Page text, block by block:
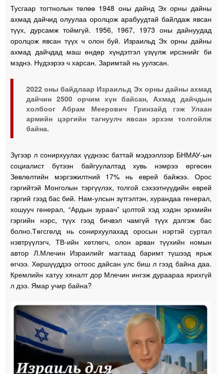
Тусгаар тогтнолын төлөө 1948 оны дайнд Эх орны дайны
ахмад дайчид олуулаа оролцож арабуудтай байлдаж явсан
түүх, дурсамж тоймгүй. 1956, 1967, 1973 оны дайнуудад
оролцож явсан түүх ч олон буй. Израильд Эх орны дайны
ахмад дайчдад маш өндөр хүндэтгэл үзүүлж ирсэнийг би
мэднэ. Нүдээрээ ч харсан. Заримтай нь уулзсан.
2022 оны байдлаар Израильд Эх орны дайны ахмад
дайчин 2500 орчим хүн байсан, Ахмад дайчдын
холбоог Абрам Меерович Гринзайд гэж Улаан
армийн цэргийн тагнуулч явсан эрхэм толгойлж
байна.
Зүгээр л сонирхуулах үүднээс баттай мэдээллээр БНМАУ-ын
социалист бүтээн байгуулалтад хувь нэмрээ өргөсөн
Зөвлөлтийн мэргэжилтний 17% нь еврей байжээ. Орос
гэргийтэй Монголын тэргүүлэх, толгой сэхээтнүүдийн еврей
гэргий гээд бас бий. Нам-улсын зүтгэлтэн, хурандаа генерал,
хошууч генерал, “Ардын зураач” цолтой хэд хэдэн эрхмийн
гэргийн нэрс, түүх гээд бичвэл чамгүй түүх дэлгэж бас
болно.Төгсгөлд нь сонирхуулахад оросын нэртэй суртал
нэвтрүүлэгч, ТВ-ийн хөтлөгч, олон арван түүхийн номын
автор Л.Млечин Израилийг магтаад баримт түшээд ярьж
өгчээ. Хөршүүддээ огтоос дайсан улс биш л гээд байна даа.
Кремлийн хатуу хяналт дор Млечин ингэж дураараа ярихгүй
л дээ. Ямар учир байна?